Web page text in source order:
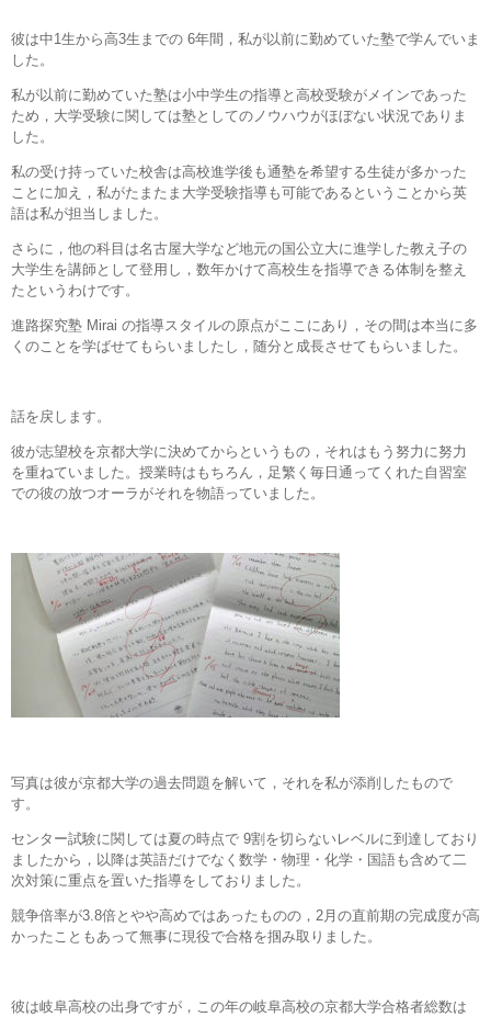
彼は中1生から高3生までの 6年間，私が以前に勤めていた塾で学んでいま
した。
私が以前に勤めていた塾は小中学生の指導と高校受験がメインであった
ため，大学受験に関しては塾としてのノウハウがほぼない状況でありま
した。
私の受け持っていた校舎は高校進学後も通塾を希望する生徒が多かった
ことに加え，私がたまたま大学受験指導も可能であるということから英
語は私が担当しました。
さらに，他の科目は名古屋大学など地元の国公立大に進学した教え子の
大学生を講師として登用し，数年かけて高校生を指導できる体制を整え
たというわけです。
進路探究塾 Mirai の指導スタイルの原点がここにあり，その間は本当に多
くのことを学ばせてもらいましたし，随分と成長させてもらいました。
話を戻します。
彼が志望校を京都大学に決めてからというもの，それはもう努力に努力
を重ねていました。授業時はもちろん，足繁く毎日通ってくれた自習室
での彼の放つオーラがそれを物語っていました。
写真は彼が京都大学の過去問題を解いて，それを私が添削したもので
す。
センター試験に関しては夏の時点で 9割を切らないレベルに到達しており
ましたから，以降は英語だけでなく数学・物理・化学・国語も含めて二
次対策に重点を置いた指導をしておりました。
競争倍率が3.8倍とやや高めではあったものの，2月の直前期の完成度が高
かったこともあって無事に現役で合格を掴み取りました。
彼は岐阜高校の出身ですが，この年の岐阜高校の京都大学合格者総数は